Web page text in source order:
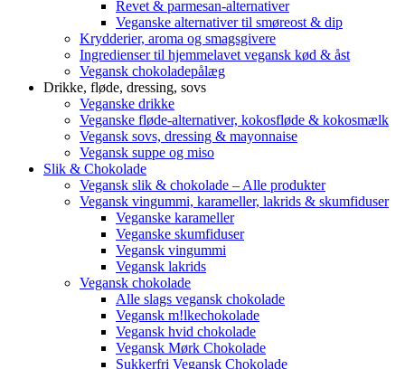
Revet & parmesan-alternativer
Veganske alternativer til smøreost & dip
Krydderier, aroma og smagsgivere
Ingredienser til hjemmelavet vegansk kød & åst
Vegansk chokoladepålæg
Drikke, fløde, dressing, sovs
Veganske drikke
Veganske fløde-alternativer, kokosfløde & kokosmælk
Vegansk sovs, dressing & mayonnaise
Vegansk suppe og miso
Slik & Chokolade
Vegansk slik & chokolade – Alle produkter
Vegansk vingummi, karameller, lakrids & skumfiduser
Veganske karameller
Veganske skumfiduser
Vegansk vingummi
Vegansk lakrids
Vegansk chokolade
Alle slags vegansk chokolade
Vegansk m!lkechokolade
Vegansk hvid chokolade
Vegansk Mørk Chokolade
Sukkerfri Vegansk Chokolade